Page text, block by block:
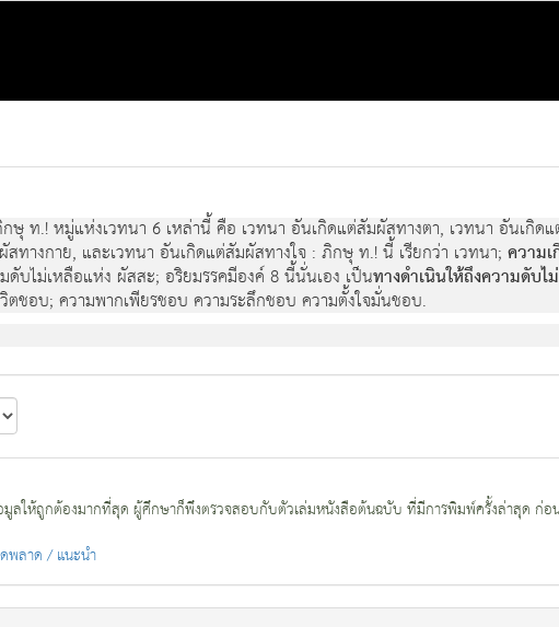
? ภิกษุ ท.! หมูแหงเวทนา 6 เหลานี้ คือ เวทนา อันเกิดแตสัมผัสทางตา, เวทนา อันเ
ทางกาย, และเวทนา อันเกิดแตสัมผัสทางใจ : ภิกษุ ท.! นี้ เรียกวา เวทนา; ความเ
ดับไมเหลือแหง ผัสสะ; อริยมรรคมีองค 8 นี้นั่นเอง เปนทางดําเนินใหถึงความดับไ
ตชอบ; ความพากเพียรชอบ ความระลึกชอบ ความตั้งใจมั่นชอบ.
ลให้ถูกต้องมากที่สุด ผู้ศึกษาก็พึงตรวจสอบกับตัวเล่มหนังสือต้นฉบับ ที่มีการพิมพ์ครั้งล่าสุด ก่อน
พลาด / แนะนำ